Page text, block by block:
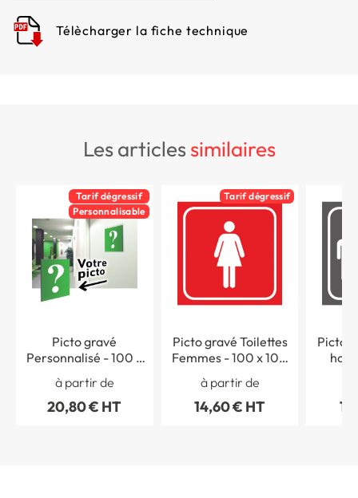
Télècharger la fiche technique
les articlessimilaires
Tarif dégressif
Personnalisable
Picto gravé
Personnalisé - 100 x
100 mm
à partir de
20,80 € HT
Tarif dégressif
Picto gravé Toilettes
Femmes - 100 x 100
mm - Gamme Couleur
à partir de
14,60 € HT
Picto